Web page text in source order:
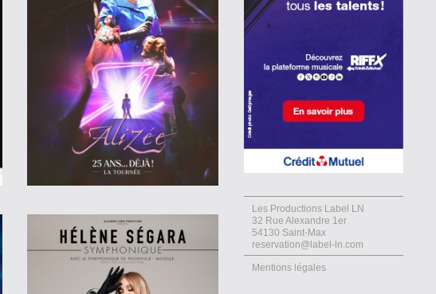
Les Productions Label LN
32 Rue Alexandre 1er
54130 Saint-Max
reservation@label-ln.com
Mentions légales